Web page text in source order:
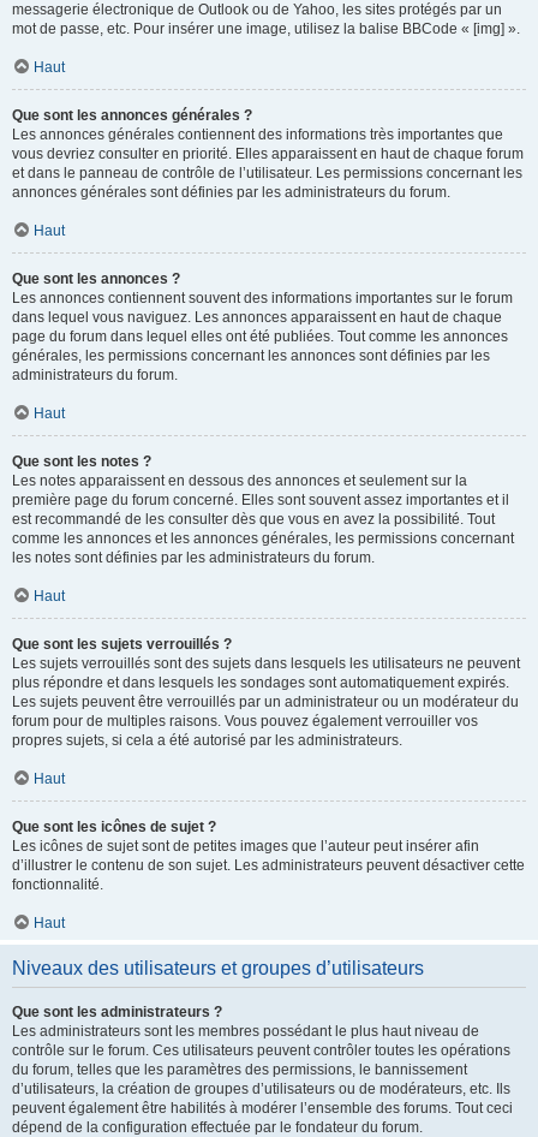
messagerie électronique de Outlook ou de Yahoo, les sites protégés par un
mot de passe, etc. Pour insérer une image, utilisez la balise BBCode « [img] ».
Haut
Que sont les annonces générales ?
Les annonces générales contiennent des informations très importantes que
vous devriez consulter en priorité. Elles apparaissent en haut de chaque forum
et dans le panneau de contrôle de l’utilisateur. Les permissions concernant les
annonces générales sont définies par les administrateurs du forum.
Haut
Que sont les annonces ?
Les annonces contiennent souvent des informations importantes sur le forum
dans lequel vous naviguez. Les annonces apparaissent en haut de chaque
page du forum dans lequel elles ont été publiées. Tout comme les annonces
générales, les permissions concernant les annonces sont définies par les
administrateurs du forum.
Haut
Que sont les notes ?
Les notes apparaissent en dessous des annonces et seulement sur la
première page du forum concerné. Elles sont souvent assez importantes et il
est recommandé de les consulter dès que vous en avez la possibilité. Tout
comme les annonces et les annonces générales, les permissions concernant
les notes sont définies par les administrateurs du forum.
Haut
Que sont les sujets verrouillés ?
Les sujets verrouillés sont des sujets dans lesquels les utilisateurs ne peuvent
plus répondre et dans lesquels les sondages sont automatiquement expirés.
Les sujets peuvent être verrouillés par un administrateur ou un modérateur du
forum pour de multiples raisons. Vous pouvez également verrouiller vos
propres sujets, si cela a été autorisé par les administrateurs.
Haut
Que sont les icônes de sujet ?
Les icônes de sujet sont de petites images que l’auteur peut insérer afin
d’illustrer le contenu de son sujet. Les administrateurs peuvent désactiver cette
fonctionnalité.
Haut
Niveaux des utilisateurs et groupes d’utilisateurs
Que sont les administrateurs ?
Les administrateurs sont les membres possédant le plus haut niveau de
contrôle sur le forum. Ces utilisateurs peuvent contrôler toutes les opérations
du forum, telles que les paramètres des permissions, le bannissement
d’utilisateurs, la création de groupes d’utilisateurs ou de modérateurs, etc. Ils
peuvent également être habilités à modérer l’ensemble des forums. Tout ceci
dépend de la configuration effectuée par le fondateur du forum.